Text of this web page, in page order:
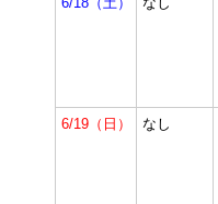
6/19（日） なし